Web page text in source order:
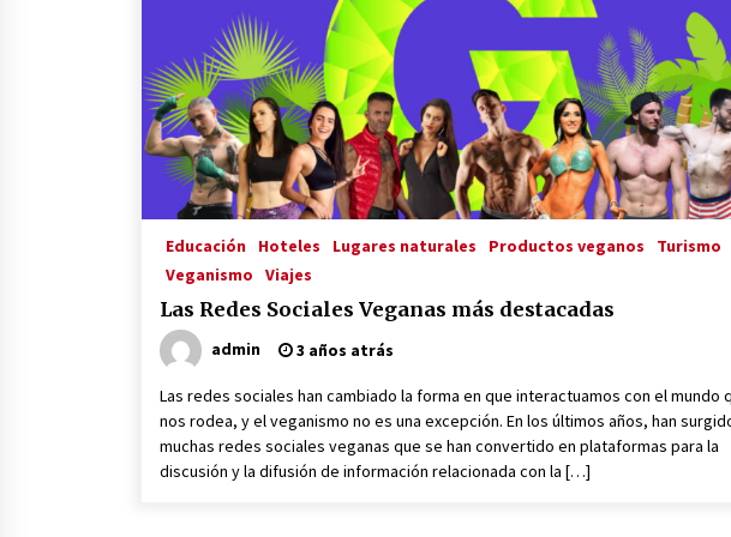
3 años atrás
El Evento de Fitness Vegano más
Importante del Mundo
3 años atrás
Viaja, Graba, Triunfa: Cómo ser un
Pasión
3 años atrás
Educación Hoteles Lugares naturales Productos veganos
Turismo
Veganismo
Viajes
Las Redes Sociales Veganas más destacadas
admin 3 años atrás
Las redes sociales han cambiado la forma en que interactuamos con el mundo
nos rodea, y el veganismo no es una excepción. En los últimos años, han
muchas redes sociales veganas que se han convertido en plataformas para la
discusión y la difusión de información relacionada con la […]